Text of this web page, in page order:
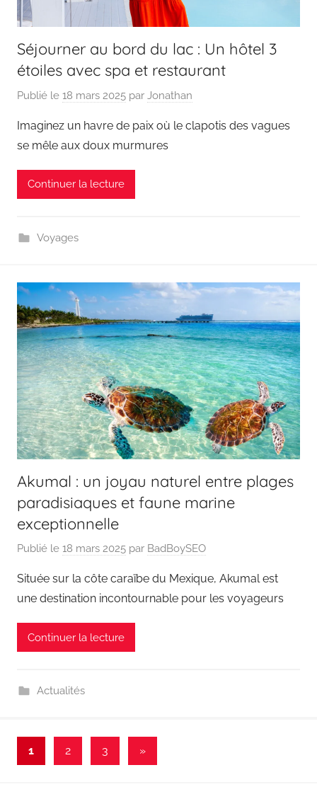
Séjourner au bord du lac : Un hôtel 3
étoiles avec spa et restaurant
Publié le 18 mars 2025 par Jonathan
Imaginez un havre de paix où le clapotis des vagues
se mêle aux doux murmures
Continuer la lecture
Voyages
Akumal : un joyau naturel entre plages
paradisiaques et faune marine
exceptionnelle
Publié le 18 mars 2025 par BadBoySEO
Située sur la côte caraïbe du Mexique, Akumal est
une destination incontournable pour les voyageurs
Continuer la lecture
Actualités
Pagination
1 2 3
Articles
suivants
»